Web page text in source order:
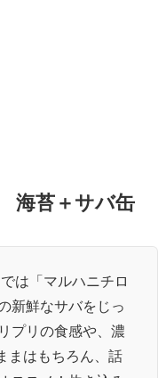
海苔＋サバ缶
では「マルハニチロ
新鮮なサバをじっ
プリの食感や、濃
まはもちろん、話